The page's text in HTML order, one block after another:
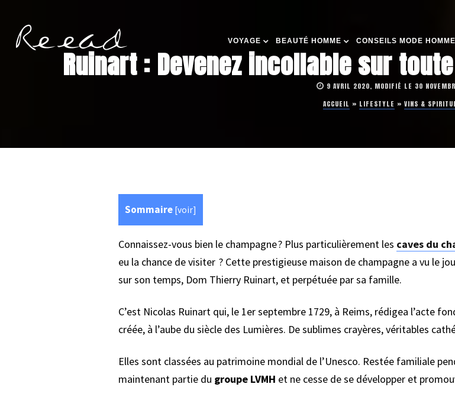
VOYAGE BEAUTÉ HOMME CONSEILS MODE HOMME
Ruinart : Devenez incollable sur
9 AVRIL 2020, MODIFIÉ LE 30
ACCUEIL » LIFESTYLE » VINS &
Sommaire [voir]
Connaissez-vous bien le champagne ? Plus particulièrement les caves du
eu la chance de visiter ? Cette prestigieuse maison de champagne a vu le
sur son temps, Dom Thierry Ruinart, et perpétuée par sa famille.
C’est Nicolas Ruinart qui, le 1er septembre 1729, à Reims, rédigea l’acte
créée, à l’aube du siècle des Lumières. De sublimes crayères, véritables
Elles sont classées au patrimoine mondial de l’Unesco. Restée familiale
maintenant partie du groupe LVMH et ne cesse de se développer et